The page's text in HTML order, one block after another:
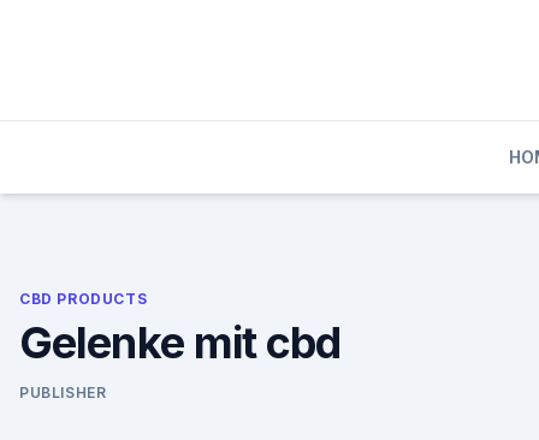
CBD PRODUCTS
Gelenke mit cbd
PUBLISHER